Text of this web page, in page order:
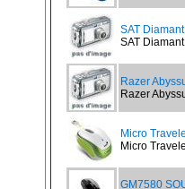
SAT
SAT
Razer
Razer
Micro
Micro
GM7580